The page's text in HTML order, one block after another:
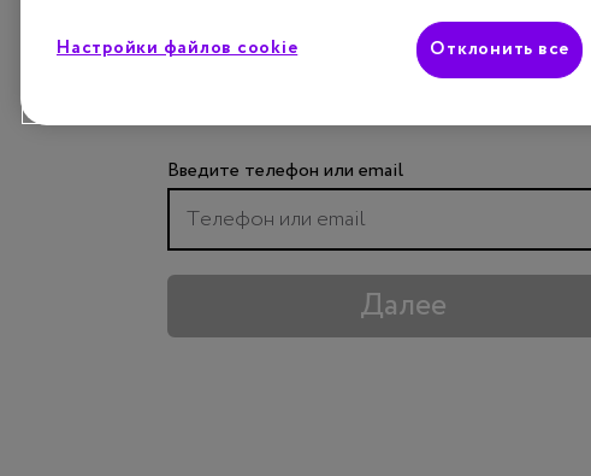
Этот материал доступен только после
авторизации. Войдите или
чтобы получить доступ ко всем материалам
сайта
Введите телефон или email
Далее
Настройки файлов cookie Отклонить все